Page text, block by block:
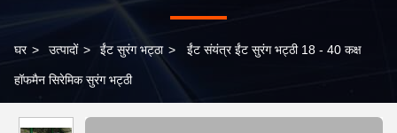
घर > उत्पादों > ईंट सुरंग भट्ठा > ईंट संयंत्र ईंट सुरंग भट्ठी 18 - 40 कक्ष
हॉफमैन सिरेमिक सुरंग भट्ठी